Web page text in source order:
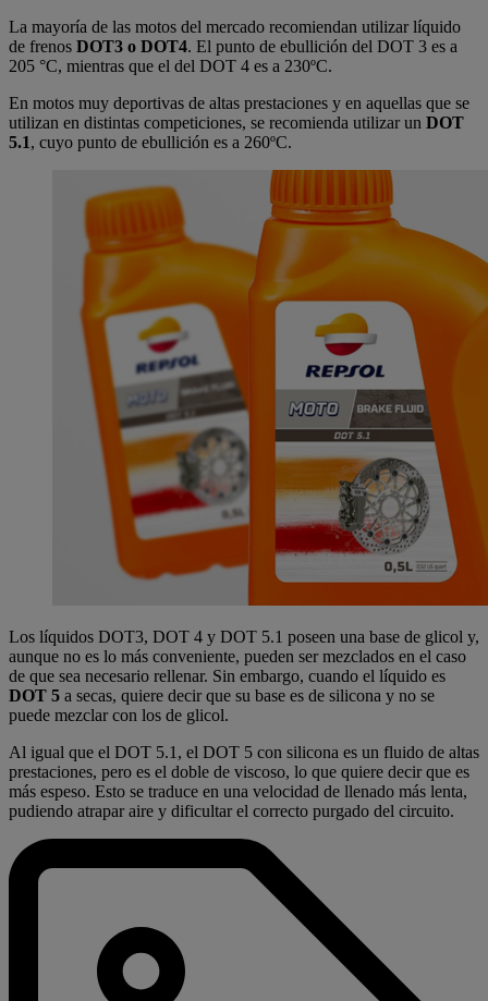
La mayoría de las motos del mercado recomiendan utilizar líquido
de frenos DOT3 o DOT4. El punto de ebullición del DOT 3 es a
205 °C, mientras que el del DOT 4 es a 230ºC.
En motos muy deportivas de altas prestaciones y en aquellas que se
utilizan en distintas competiciones, se recomienda utilizar un DOT
5.1, cuyo punto de ebullición es a 260ºC.
Los líquidos DOT3, DOT 4 y DOT 5.1 poseen una base de glicol y,
aunque no es lo más conveniente, pueden ser mezclados en el caso
de que sea necesario rellenar. Sin embargo, cuando el líquido es
DOT 5 a secas, quiere decir que su base es de silicona y no se
puede mezclar con los de glicol.
Al igual que el DOT 5.1, el DOT 5 con silicona es un fluido de altas
prestaciones, pero es el doble de viscoso, lo que quiere decir que es
más espeso. Esto se traduce en una velocidad de llenado más lenta,
pudiendo atrapar aire y dificultar el correcto purgado del circuito.